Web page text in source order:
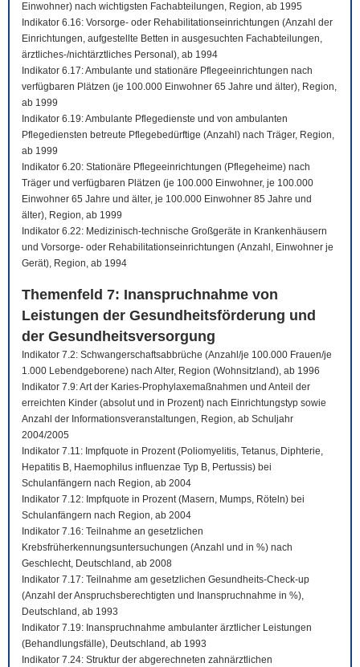
Einwohner) nach wichtigsten Fachabteilungen, Region, ab 1995
Indikator 6.16: Vorsorge- oder Rehabilitationseinrichtungen (Anzahl der
Einrichtungen, aufgestellte Betten in ausgesuchten Fachabteilungen,
ärztliches-/nichtärztliches Personal), ab 1994
Indikator 6.17: Ambulante und stationäre Pflegeeinrichtungen nach
verfügbaren Plätzen (je 100.000 Einwohner 65 Jahre und älter), Region,
ab 1999
Indikator 6.19: Ambulante Pflegedienste und von ambulanten
Pflegediensten betreute Pflegebedürftige (Anzahl) nach Träger, Region,
ab 1999
Indikator 6.20: Stationäre Pflegeeinrichtungen (Pflegeheime) nach
Träger und verfügbaren Plätzen (je 100.000 Einwohner, je 100.000
Einwohner 65 Jahre und älter, je 100.000 Einwohner 85 Jahre und
älter), Region, ab 1999
Indikator 6.22: Medizinisch-technische Großgeräte in Krankenhäusern
und Vorsorge- oder Rehabilitationseinrichtungen (Anzahl, Einwohner je
Gerät), Region, ab 1994
Themenfeld 7: Inanspruchnahme von
Leistungen der Gesundheitsförderung und
der Gesundheitsversorgung
Indikator 7.2: Schwangerschaftsabbrüche (Anzahl/je 100.000 Frauen/je
1.000 Lebendgeborene) nach Alter, Region (Wohnsitzland), ab 1996
Indikator 7.9: Art der Karies-Prophylaxemaßnahmen und Anteil der
erreichten Kinder (absolut und in Prozent) nach Einrichtungstyp sowie
Anzahl der Informationsveranstaltungen, Region, ab Schuljahr
2004/2005
Indikator 7.11: Impfquote in Prozent (Poliomyelitis, Tetanus, Diphterie,
Hepatitis B, Haemophilus influenzae Typ B, Pertussis) bei
Schulanfängern nach Region, ab 2004
Indikator 7.12: Impfquote in Prozent (Masern, Mumps, Röteln) bei
Schulanfängern nach Region, ab 2004
Indikator 7.16: Teilnahme an gesetzlichen
Krebsfrüherkennungsuntersuchungen (Anzahl und in %) nach
Geschlecht, Deutschland, ab 2008
Indikator 7.17: Teilnahme am gesetzlichen Gesundheits-Check-up
(Anzahl der Anspruchsberechtigten und Inanspruchnahme in %),
Deutschland, ab 1993
Indikator 7.19: Inanspruchnahme ambulanter ärztlicher Leistungen
(Behandlungsfälle), Deutschland, ab 1993
Indikator 7.24: Struktur der abgerechneten zahnärztlichen